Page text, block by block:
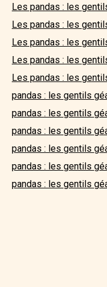
Les pandas : les
Les pandas : les
Les pandas : les
Les pandas : les
Les pandas : les
pandas : les gentils
pandas : les gentils
pandas : les gentils
pandas : les gentils
pandas : les gentils
pandas : les gentils